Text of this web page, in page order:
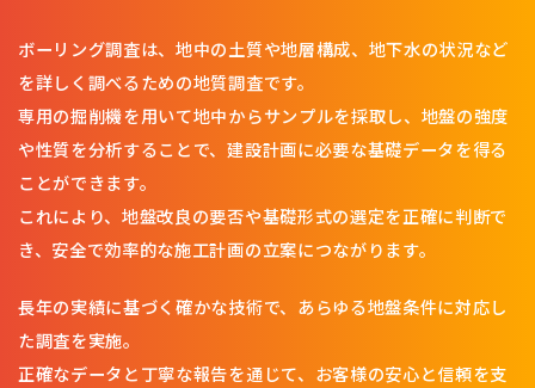
ボーリング調査は、地中の土質や地層構成、地下水の状況など
を詳しく調べるための地質調査です。
専用の掘削機を用いて地中からサンプルを採取し、地盤の強度
や性質を分析することで、建設計画に必要な基礎データを得る
ことができます。
これにより、地盤改良の要否や基礎形式の選定を正確に判断で
き、安全で効率的な施工計画の立案につながります。
長年の実績に基づく確かな技術で、あらゆる地盤条件に対応し
た調査を実施。
正確なデータと丁寧な報告を通じて、お客様の安心と信頼を支